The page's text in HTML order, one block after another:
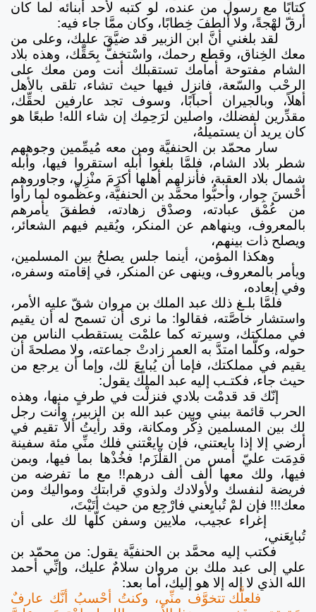
كتابًا مع رسول من عنده، لو كتبه لأحد أبنائه لما كان
أرقّ لهْجةً، ولا ألطفَ خِطابًا، وكان ممَّا جاء فيه:
لقد بلغني أنَّ ابن الزبير قد ضيَّقَ عليك، وعلى من
معك الخِناق، وقطع رحمك، واسْتخفَّ بِحَقِّك، وهذه بلاد
الشام مفتوحة أمامك تستقبلك أنت ومن معك على
الرحْب والسّعة، فانزِل فيها حيث تشاء، تلقى بالأهل
أهلاً، وبالجيران أحبابًا، وسوف تجد عارفين لحقِّك،
مقدِّرين لفضلك، واصلين لرَحِمِك إن شاء الله! طبعًا هو
كان يريد أن يستميلهُ،
سار محمّد بن الحنفيَّة ومن معه مُيمِّمين وجوههم
شطر بلاد الشام، فلمَّا بلغوا أبله استقروا فيها، وأبله
شمال بلاد العقبة، فأنزلهم أهلها أكرَمَ منْزِل، وجاوروهم
أحْسنَ جِوار، وأحبُّوا محمَّد بن الحنفيَّة، وعظَّموه لما رأوا
من عُمْق عبادته، وصدْق زهادته، فطفقَ يأمرهم
بالمعروف، وينهاهم عن المنكر، ويُقيم فيهم الشعائر،
ويصلح ذات بينهم،
وهكذا المؤمن، أينما جلس يصلحُ بين المسلمين،
ويأمر بالمعروف، وينهى عن المنكر، في إقامته وسفره،
وفي إبعاده،
فلمَّا بلـغ ذلك عبد الملك بن مروان شقّ عليه الأمر،
واستشار خاصَّته، فقالوا: ما نرى أن تسمح له أن يقيم
في مملكتك، وسيرته كما علمْت يستقطب الناس من
حوله، وكلَّما امتدَّ به العمر زادتْ جماعته، ولا مصلحةَ أن
يقيم في مملكتك، فإما أن يُبايِعَ لك، وإما أن يرجع من
حيث جاء، فكتـب إليه عبد الملك يقول:
إنّك قد قدمْت بلادي فنزلْت في طرفٍ منها، وهذه
الحرب قائمة بيني وبين عبد الله بن الزبير، وأنت رجل
لك بين المسلمين ذِكْر ومكانة، وقد رأيتُ ألاّ تقيم في
أرضي إلا إذا بايعتني، فإن بايعْتني فلك منِّي مئة سفينة
قدِمَت عليّ أمس من القلْزَم! فخُذْها بما فيها، وبمن
فيها، ولك معها ألف ألف درهم!! مع ما تفرضه من
فريضة لنفسك ولأولادك ولذوي قرابتك ومواليك ومن
معك!!! فإن لمْ تُبايِعني فارْجِع من حيث أتَيْتَ،
إغراء عجيب، ملايين وسفن كلّها لك على أن
تُبايِعَني،
فكتب إليه محمَّد بن الحنفيَّة يقول: من محمّد بن
علي إلى عبد ملك بن مروان سلامٌ عليك، وإنِّي أحمد
الله الذي لا إله إلا هو إليك، أما بعد:
فلعلَّك تتخوَّف منِّي، وكنتُ أحْسبُ أنَّك عارفٌ